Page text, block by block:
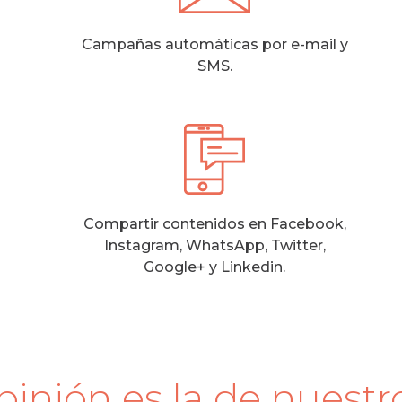
Campañas automáticas por e-mail y
SMS.
Compartir contenidos en Facebook,
Instagram, WhatsApp, Twitter,
Google+ y Linkedin.